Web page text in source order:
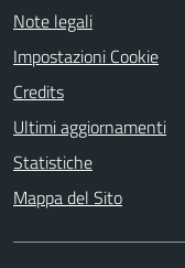
Note legali
Impostazioni Cookie
Credits
Ultimi aggiornamenti
Statistiche
Mappa del Sito